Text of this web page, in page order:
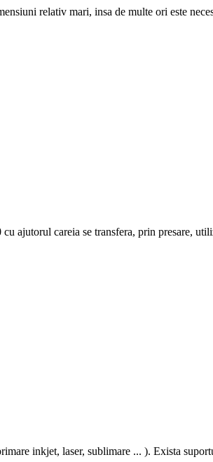
relativ mari, insa de multe ori este
ajutorul careia se transfera, prin presare,
inkjet, laser, sublimare ... ). Exista